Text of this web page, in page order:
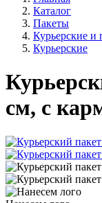
Каталог
Пакеты
Курьерские и
Курьерские
см, с